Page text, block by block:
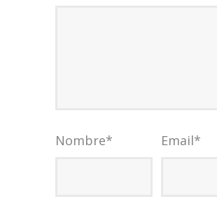
Nombre* Email*